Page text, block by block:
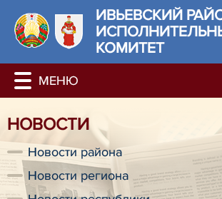
ИВЬЕВСКИЙ
КОМИТЕТ
НОВОСТИ
Новости района
Новости региона